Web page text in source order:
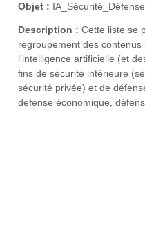
Objet : IA_Sécurité_Défense
Description : Cette liste se
regroupement des
l'intelligence artificielle (et
fins de sécurité intérieure
sécurité privée) et de
défense économique,